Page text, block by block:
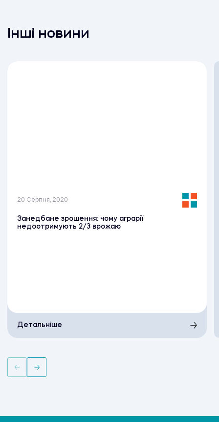
Інші новини
20 Серпня, 2020
Занедбане зрошення: чому аграрії
недоотримують 2/3 врожаю
Детальніше